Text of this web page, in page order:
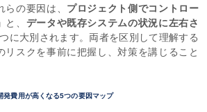
の要因は、 プロジェクト側でコントロー
と、 データや既存システムの状況に左右さ
に大別されます。両者を区別して理解する
リスクを事前に把握し、対策を講じること
発費用が高くなる5つの要因マップ